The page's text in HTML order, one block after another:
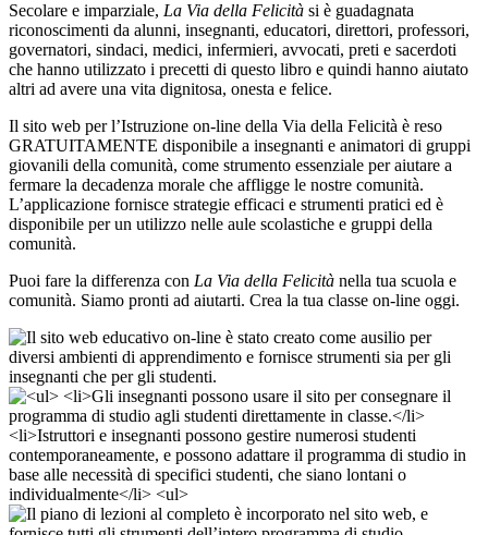
Secolare e imparziale, La Via della Felicità si è guadagnata
riconoscimenti da alunni, insegnanti, educatori, direttori, professori,
governatori, sindaci, medici, infermieri, avvocati, preti e sacerdoti
che hanno utilizzato i precetti di questo libro e quindi hanno aiutato
altri ad avere una vita dignitosa, onesta e felice.
Il sito web per l’Istruzione on-line della Via della Felicità è reso
GRATUITAMENTE disponibile a insegnanti e animatori di gruppi
giovanili della comunità, come strumento essenziale per aiutare a
fermare la decadenza morale che affligge le nostre comunità.
L’applicazione fornisce strategie efficaci e strumenti pratici ed è
disponibile per un utilizzo nelle aule scolastiche e gruppi della
comunità.
Puoi fare la differenza con La Via della Felicità nella tua scuola e
comunità. Siamo pronti ad aiutarti. Crea la tua classe on-line oggi.